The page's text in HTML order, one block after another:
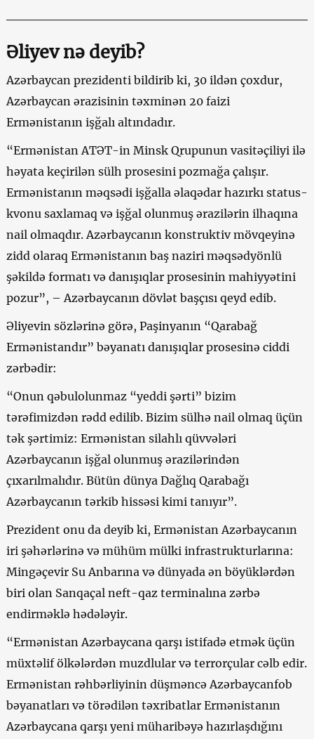
Əliyev nə deyib?
Azərbaycan prezidenti bildirib ki, 30 ildən çoxdur,
Azərbaycan ərazisinin təxminən 20 faizi
Ermənistanın işğalı altındadır.
“Ermənistan ATƏT-in Minsk Qrupunun vasitəçiliyi ilə
həyata keçirilən sülh prosesini pozmağa çalışır.
Ermənistanın məqsədi işğalla əlaqədar hazırkı status-
kvonu saxlamaq və işğal olunmuş ərazilərin ilhaqına
nail olmaqdır. Azərbaycanın konstruktiv mövqeyinə
zidd olaraq Ermənistanın baş naziri məqsədyönlü
şəkildə formatı və danışıqlar prosesinin mahiyyətini
pozur”, – Azərbaycanın dövlət başçısı qeyd edib.
Əliyevin sözlərinə görə, Paşinyanın “Qarabağ
Ermənistandır” bəyanatı danışıqlar prosesinə ciddi
zərbədir:
“Onun qəbulolunmaz “yeddi şərti” bizim
tərəfimizdən rədd edilib. Bizim sülhə nail olmaq üçün
tək şərtimiz: Ermənistan silahlı qüvvələri
Azərbaycanın işğal olunmuş ərazilərindən
çıxarılmalıdır. Bütün dünya Dağlıq Qarabağı
Azərbaycanın tərkib hissəsi kimi tanıyır”.
Prezident onu da deyib ki, Ermənistan Azərbaycanın
iri şəhərlərinə və mühüm mülki infrastrukturlarına:
Mingəçevir Su Anbarına və dünyada ən böyüklərdən
biri olan Sanqaçal neft-qaz terminalına zərbə
endirməklə hədələyir.
“Ermənistan Azərbaycana qarşı istifadə etmək üçün
müxtəlif ölkələrdən muzdlular və terrorçular cəlb edir.
Ermənistan rəhbərliyinin düşməncə Azərbaycanfob
bəyanatları və törədilən təxribatlar Ermənistanın
Azərbaycana qarşı yeni müharibəyə hazırlaşdığını